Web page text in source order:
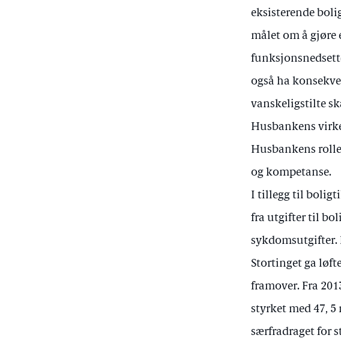
eksisterende
målet om å gjøre
også ha
vanskeligstilte
Husbankens
Husbankens
og kompetanse.
I tillegg til
fra utgifter til
sykdomsutgifter.
Stortinget ga
framover. Fra
styrket med 47,
særfradraget for